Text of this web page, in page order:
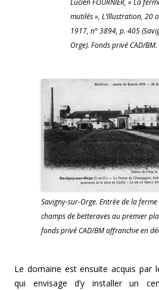
Lucien FOURNIER, « La
mutilés », L’Illustration, 20
1917, n° 3894, p. 405
Orge). Fonds privé CAD/BM.
Savigny-sur-Orge. Entrée de la
champs de betteraves au premier
fonds privé CAD/BM affranchie en
Le domaine est ensuite acquis par
qui envisage d’y installer un